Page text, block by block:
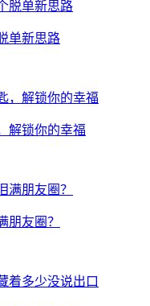
单新思路
解锁你的幸福
朋友圈？